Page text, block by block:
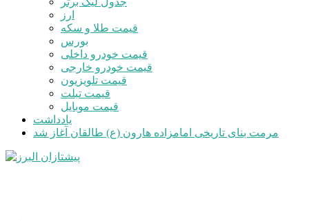
ارز
قیمت طلا و سکه
بورس
قیمت خودرو داخلی
قیمت خودرو خارجی
قیمت تلویزیون
قیمت تبلت
قیمت موبایل
یادداشت
مرمت بنای تاریخی امامزاده هارون (ع) طالقان آغاز شد